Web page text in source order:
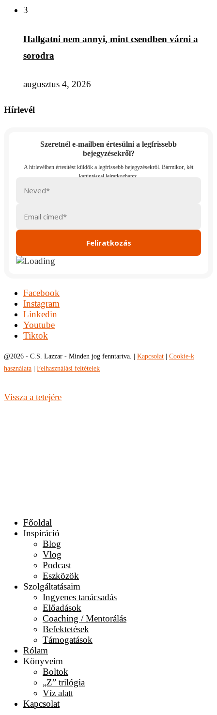
3
Hallgatni nem annyi, mint csendben várni a
sorodra
augusztus 4, 2026
Hírlevél
Szeretnél e-mailben értesülni a legfrissebb
bejegyzésekről?
Facebook
Instagram
Linkedin
Youtube
Tiktok
@2026 - C.S. Lazzar - Minden jog fenntartva. | Kapcsolat
Cookie-k
használata
Felhasználási feltételek
Vissza a tetejére
Főoldal
Inspiráció
Blog
Vlog
Podcast
Eszközök
Szolgáltatásaim
Ingyenes tanácsadás
Előadások
Coaching / Mentorálás
Befektetések
Támogatások
Rólam
Könyveim
Boltok
„Z” trilógia
Víz alatt
Kapcsolat